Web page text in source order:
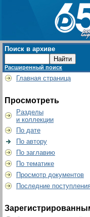
Поиск в архиве
Расширенный поиск
Главная страница
Просмотреть
Разделы
и коллекции
По дате
По автору
По заглавию
По тематике
Просмотр документов
Последние